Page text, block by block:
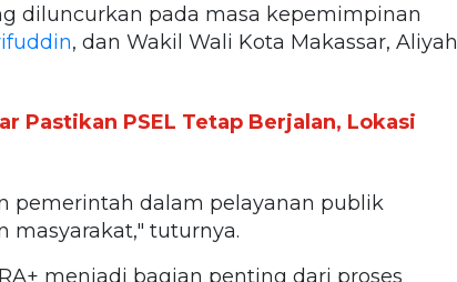
diluncurkan pada masa kepemimpinan
, dan Wakil Wali Kota Makassar, Aliyah
Pastikan PSEL Tetap Berjalan, Lokasi
pemerintah dalam pelayanan publik
masyarakat," tuturnya.
menjadi bagian penting dari proses